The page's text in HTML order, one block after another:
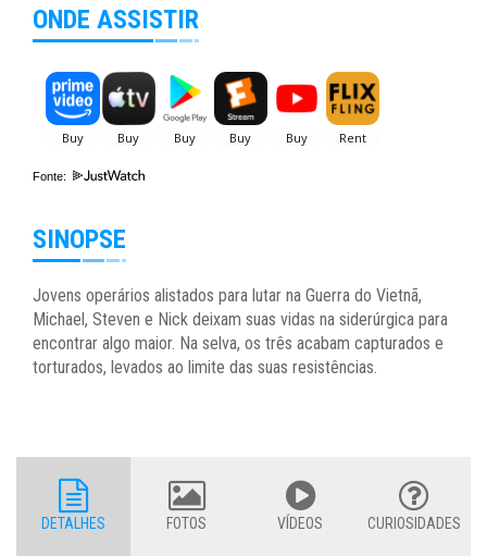
ONDE ASSISTIR
Fonte:
SINOPSE
Jovens operários alistados para lutar na Guerra do Vietnã,
Michael, Steven e Nick deixam suas vidas na siderúrgica para
encontrar algo maior. Na selva, os três acabam capturados e
torturados, levados ao limite das suas resistências.
DETALHES FOTOS VÍDEOS CURIOSIDADES